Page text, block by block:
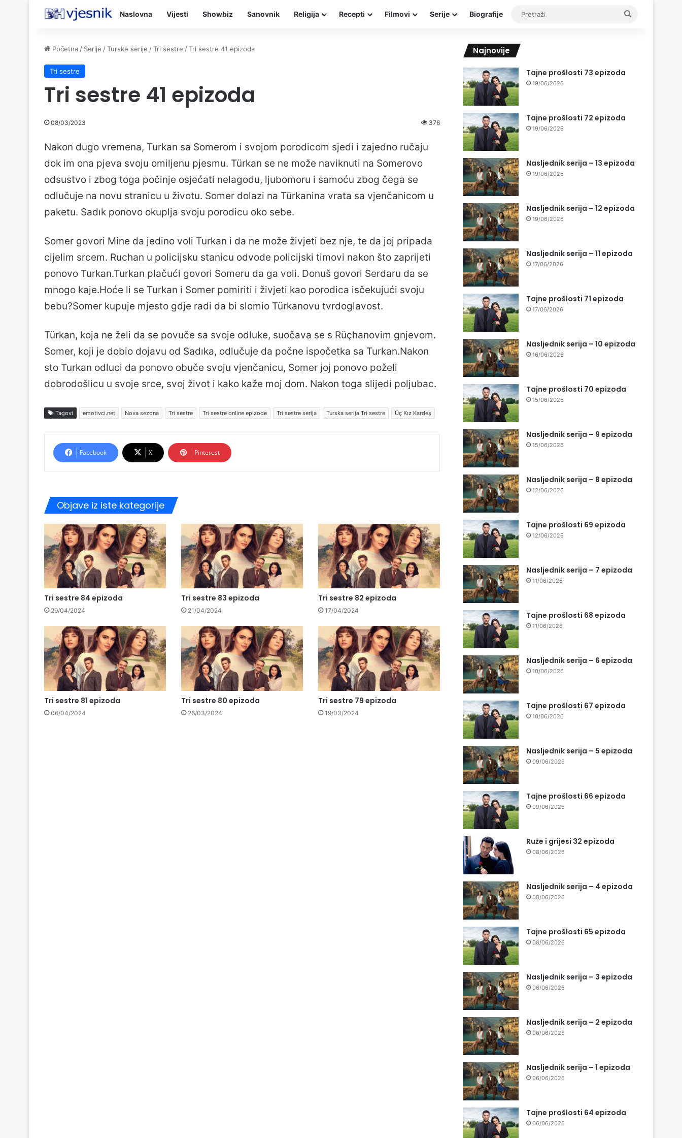
Naslovna Vijesti Showbiz Sanovnik Religija Recepti Filmovi Serije Biografije
Početna / Serije /Turske serije /Tri sestre /Tri sestre 41 epizoda
Tri sestre
Tri sestre 41 epizoda
08/03/2023 376
Nakon dugo vremena, Turkan sa Somerom i svojom porodicom sjedi i zajedno ručaju
dok im ona pjeva svoju omiljenu pjesmu. Türkan se ne može naviknuti na Somerovo
odsustvo i zbog toga počinje osjećati nelagodu, ljubomoru i samoću zbog čega se
odlučuje na novu stranicu u životu. Somer dolazi na Türkanina vrata sa vjenčanicom u
paketu. Sadık ponovo okuplja svoju porodicu oko sebe.
Somer govori Mine da jedino voli Turkan i da ne može živjeti bez nje, te da joj pripada
cijelim srcem. Ruchan u policijsku stanicu odvode policijski timovi nakon što zaprijeti
ponovo Turkan.Turkan plačući govori Someru da ga voli. Donuš govori Serdaru da se
mnogo kaje.Hoće li se Turkan i Somer pomiriti i živjeti kao porodica isčekujući svoju
bebu?Somer kupuje mjesto gdje radi da bi slomio Türkanovu tvrdoglavost.
Türkan, koja ne želi da se povuče sa svoje odluke, suočava se s Rüçhanovim gnjevom.
Somer, koji je dobio dojavu od Sadıka, odlučuje da počne ispočetka sa Turkan.Nakon
sto Turkan odluci da ponovo obuče svoju vjenčanicu, Somer joj ponovo poželi
dobrodošlicu u svoje srce, svoj život i kako kaže moj dom. Nakon toga slijedi poljubac.
Tagovi emotivci.net Nova sezona Tri sestre Tri sestre online epizode Tri sestre serija Turska serija Tri sestre Üç Kız Kardeş
Facebook X Pinterest
Objave iz iste kategorije
Tri sestre 84 epizoda
29/04/2024
Tri sestre 83 epizoda
21/04/2024
Tri sestre 82 epizoda
17/04/2024
Tri sestre 81 epizoda
06/04/2024
Tri sestre 80 epizoda
26/03/2024
Tri sestre 79 epizoda
19/03/2024
Najnovije
Tajne prošlosti 73 epizoda
19/06/2026
Tajne prošlosti 72 epizoda
19/06/2026
Nasljednik serija – 13 epizoda
19/06/2026
Nasljednik serija – 12 epizoda
19/06/2026
Nasljednik serija – 11 epizoda
17/06/2026
Tajne prošlosti 71 epizoda
17/06/2026
Nasljednik serija – 10 epizoda
16/06/2026
Tajne prošlosti 70 epizoda
15/06/2026
Nasljednik serija – 9 epizoda
15/06/2026
Nasljednik serija – 8 epizoda
12/06/2026
Tajne prošlosti 69 epizoda
12/06/2026
Nasljednik serija – 7 epizoda
11/06/2026
Tajne prošlosti 68 epizoda
11/06/2026
Nasljednik serija – 6 epizoda
10/06/2026
Tajne prošlosti 67 epizoda
10/06/2026
Nasljednik serija – 5 epizoda
09/06/2026
Tajne prošlosti 66 epizoda
09/06/2026
Ruže i grijesi 32 epizoda
08/06/2026
Nasljednik serija – 4 epizoda
08/06/2026
Tajne prošlosti 65 epizoda
08/06/2026
Nasljednik serija – 3 epizoda
06/06/2026
Nasljednik serija – 2 epizoda
06/06/2026
Nasljednik serija – 1 epizoda
06/06/2026
Tajne prošlosti 64 epizoda
06/06/2026